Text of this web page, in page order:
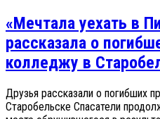
«Мечтала уехать в
рассказала о
колледжу в
Друзья рассказали о погибших
Старобельске Спасатели